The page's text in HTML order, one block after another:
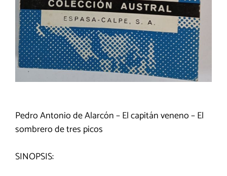
Pedro Antonio de Alarcón – El capitán veneno – El
sombrero de tres picos
SINOPSIS: